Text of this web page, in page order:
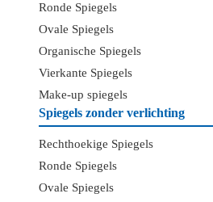
Ronde Spiegels
Ovale Spiegels
Organische Spiegels
Vierkante Spiegels
Make-up spiegels
Spiegels zonder verlichting
Rechthoekige Spiegels
Ronde Spiegels
Ovale Spiegels